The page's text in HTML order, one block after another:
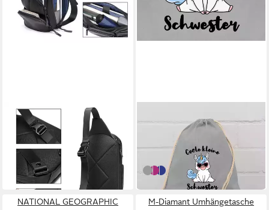
TAN.TOMI
Umhängetasche
Wasserdichte Sling
Crossbody Bag für Damen
und Herren
36,93 € UVP60,00 €
-38%
in 4-5 Werktagen bei dir
Turnbeutel Coole kleine
Schwester mit Einhorn
18,90 €
in 4-5 Werktagen bei dir
3 Hellgrau
1 Fuchsia
2 Royalblau
NATIONAL GEOGRAPHIC
M-Diamant Umhängetasche